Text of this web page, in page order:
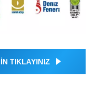
TIKLAYINIZ